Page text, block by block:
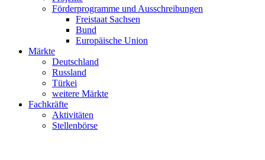
Förderprogramme und Ausschreibungen
Freistaat Sachsen
Bund
Europäische Union
Märkte
Deutschland
Russland
Türkei
weitere Märkte
Fachkräfte
Aktivitäten
Stellenbörse